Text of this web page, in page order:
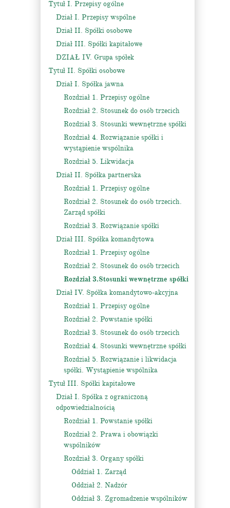
Tytuł I. Przepisy ogólne
Dział I. Przepisy wspólne
Dział II. Spółki osobowe
Dział III. Spółki kapitałowe
DZIAŁ IV. Grupa spółek
Tytuł II. Spółki osobowe
Dział I. Spółka jawna
Rozdział 1. Przepisy ogólne
Rozdział 2. Stosunek do osób trzecich
Rozdział 3. Stosunki wewnętrzne spółki
Rozdział 4. Rozwiązanie spółki i
wystąpienie wspólnika
Rozdział 5. Likwidacja
Dział II. Spółka partnerska
Rozdział 1. Przepisy ogólne
Rozdział 2. Stosunek do osób trzecich.
Zarząd spółki
Rozdział 3. Rozwiązanie spółki
Dział III. Spółka komandytowa
Rozdział 1. Przepisy ogólne
Rozdział 2. Stosunek do osób trzecich
Rozdział 3.Stosunki wewnętrzne spółki
Dział IV. Spółka komandytowo-akcyjna
Rozdział 1. Przepisy ogólne
Rozdział 2. Powstanie spółki
Rozdział 3. Stosunek do osób trzecich
Rozdział 4. Stosunki wewnętrzne spółki
Rozdział 5. Rozwiązanie i likwidacja
spółki. Wystąpienie wspólnika
Tytuł III. Spółki kapitałowe
Dział I. Spółka z ograniczoną
odpowiedzialnością
Rozdział 1. Powstanie spółki
Rozdział 2. Prawa i obowiązki
wspólników
Rozdział 3. Organy spółki
Oddział 1. Zarząd
Oddział 2. Nadzór
Oddział 3. Zgromadzenie wspólników